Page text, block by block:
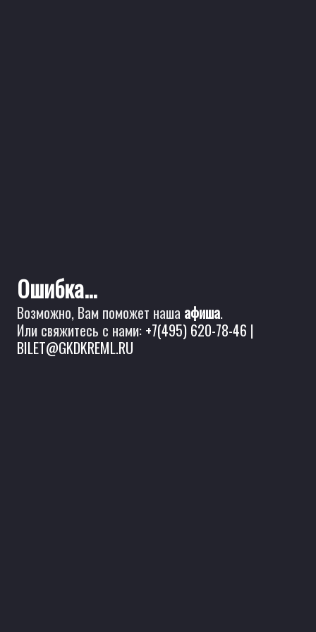
Ошибка...
Возможно, Вам поможет наша афиша.
Или свяжитесь с нами: +7(495) 620-78-46 |
BILET@GKDKREML.RU